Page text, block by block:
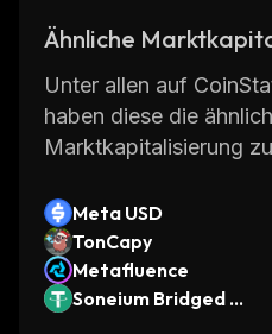
Ähnliche
Unter allen auf
haben diese die
Marktkapitalisierung
Meta USD
TonCapy
Metafluence
Soneium Bridged U